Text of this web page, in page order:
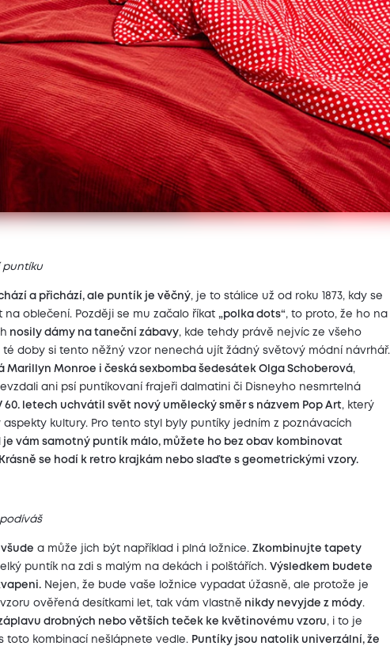
puntíku
a přichází, ale puntík je věčný, je to stálice už od roku 1873, kdy se
oblečení. Později se mu začalo říkat „polka dots“, to proto, že ho na
nosily dámy na taneční zábavy, kde tehdy právě nejvíc ze všeho
té doby si tento něžný vzor nenechá ujít žádný světový módní návrhář.
Marillyn Monroe i česká sexbomba šedesátek Olga Schoberová,
ani psí puntíkovaní frajeři dalmatini či Disneyho nesmrtelná
60. letech uchvátil svět nový umělecký směr s názvem Pop Art, který
aspekty kultury. Pro tento styl byly puntíky jedním z poznávacích
je vám samotný puntík málo, můžete ho bez obav kombinovat
se hodí k retro krajkám nebo slaďte s geometrickými vzory.
a může jich být například i plná ložnice. Zkombinujte tapety
puntík na zdi s malým na dekách i polštářích. Výsledkem budete
Nejen, že bude vaše ložnice vypadat úžasně, ale protože je
ověřená desítkami let, tak vám vlastně nikdy nevyjde z módy.
drobných nebo větších teček ke květinovému vzoru, i to je
toto kombinací nešlápnete vedle. Puntíky jsou natolik univerzální, že